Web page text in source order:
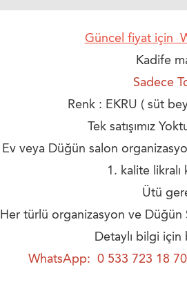
Güncel fiyat için
Kadife
Sadece
Renk : EKRU ( süt
Tek satışımız
Ev veya Düğün salon
1. kalite likralı
Ütü
Her türlü organizasyon ve Düğün
Detaylı bilgi için
WhatsApp: 0 533 723 18